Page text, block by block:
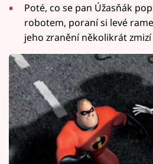
Poté, co se pan Úžasňák
robotem, poraní si levé
jeho zranění několikrát